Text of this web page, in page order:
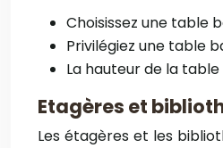
Choisissez une table
Privilégiez une table
La hauteur de la
Etagères et
Les étagères et les